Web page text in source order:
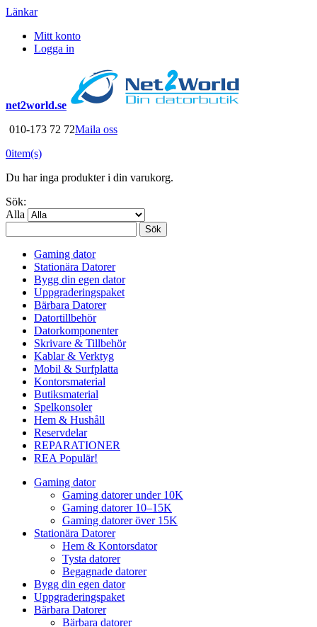
Länkar
Mitt konto
Logga in
net2world.se
010-173 72 72Maila oss
0item(s)
Du har inga produkter i din varukorg.
Sök:
Alla
Sök
Gaming dator
Stationära Datorer
Bygg din egen dator
Uppgraderingspaket
Bärbara Datorer
Datortillbehör
Datorkomponenter
Skrivare & Tillbehör
Kablar & Verktyg
Mobil & Surfplatta
Kontorsmaterial
Butiksmaterial
Spelkonsoler
Hem & Hushåll
Reservdelar
REPARATIONER
REA Populär!
Gaming dator
Gaming datorer under 10K
Gaming datorer 10–15K
Gaming datorer över 15K
Stationära Datorer
Hem & Kontorsdator
Tysta datorer
Begagnade datorer
Bygg din egen dator
Uppgraderingspaket
Bärbara Datorer
Bärbara datorer